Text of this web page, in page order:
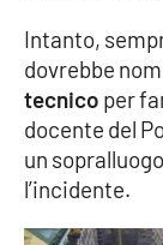
Sport
RUBRICHE
Good
Intanto,
dovrebbe
tecnico per
docente del
un
l’incidente.